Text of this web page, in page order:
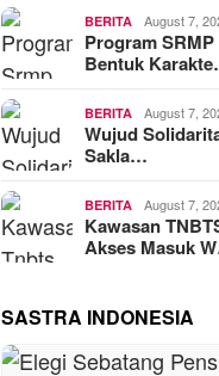
BERITA August 7,
Program
Bentuk
BERITA August 7,
Wujud
Sakla…
BERITA August 7,
Kawasan
Akses Masuk
SASTRA INDONESIA